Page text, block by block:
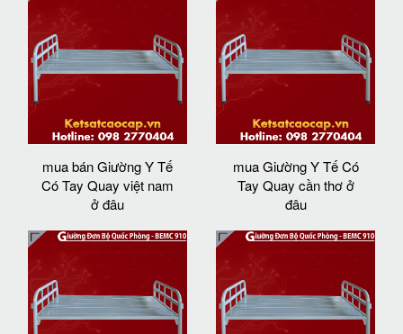
mua bán Giường Y Tế
Có Tay Quay việt nam
ở đâu
mua Giường Y Tế Có
Tay Quay cần thơ ở
đâu